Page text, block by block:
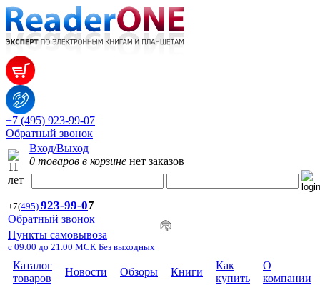
+7 (495) 923-99-07
Обратный звонок
Вход/Выход
0 товаров в корзине нет заказов
+7(495) 923-99-07
Обратный звонок
Пункты самовывоза
с 09.00 до 21.00 МСК Без выходных
Каталог
товаров
Новости Обзоры Книги
Как
купить
О
компании